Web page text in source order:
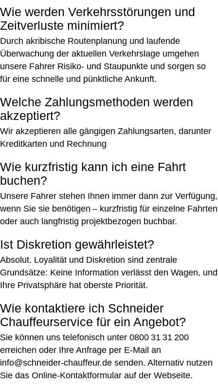
Wie werden Verkehrsstörungen und
Zeitverluste minimiert?
Durch akribische Routenplanung und laufende
Überwachung der aktuellen Verkehrslage umgehen
unsere Fahrer Risiko- und Staupunkte und sorgen so
für eine schnelle und pünktliche Ankunft.
Welche Zahlungsmethoden werden
akzeptiert?
Wir akzeptieren alle gängigen Zahlungsarten, darunter
Kreditkarten und Rechnung
Wie kurzfristig kann ich eine Fahrt
buchen?
Unsere Fahrer stehen Ihnen immer dann zur Verfügung,
wenn Sie sie benötigen – kurzfristig für einzelne Fahrten
oder auch langfristig projektbezogen buchbar.
Ist Diskretion gewährleistet?
Absolut. Loyalität und Diskretion sind zentrale
Grundsätze: Keine Information verlässt den Wagen, und
Ihre Privatsphäre hat oberste Priorität.
Wie kontaktiere ich Schneider
Chauffeurservice für ein Angebot?
Sie können uns telefonisch unter 0800 31 31 200
erreichen oder Ihre Anfrage per E‑Mail an
info@schneider-chauffeur.de senden. Alternativ nutzen
Sie das Online‑Kontaktformular auf der Webseite.